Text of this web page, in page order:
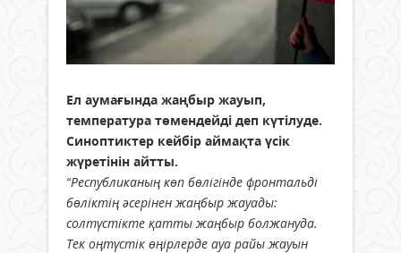
Ел аумағында жаңбыр жауып,
температура төмендейді деп күтілуде.
Синоптиктер кейбір аймақта үсік
жүретінін айтты.
“Республиканың көп бөлігінде фронтальді
бөліктің әсерінен жаңбыр жауады:
солтүстікте қатты жаңбыр болжануда.
Тек оңтүстік өңірлерде ауа райы жауын